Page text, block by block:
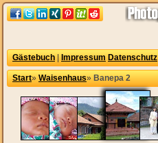
Gästebuch Impressum Datenschutz
Start» Waisenhaus» Banepa 2